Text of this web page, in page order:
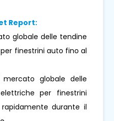
Report:
globale delle tendine
finestrini auto fino al
globale delle
per finestrini
durante il